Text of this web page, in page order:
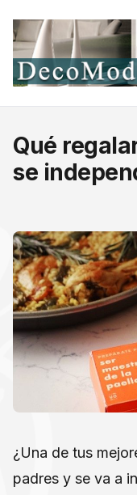
Qué
se
¿Una de tus
padres y se va a